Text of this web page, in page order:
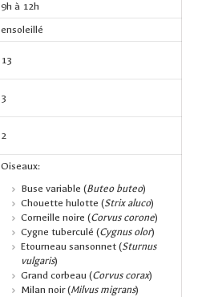
9h à 12h
ensoleillé
13
3
2
Oiseaux:
Buse variable (Buteo buteo)
Chouette hulotte (Strix aluco)
Corneille noire (Corvus corone)
Cygne tuberculé (Cygnus olor)
Etourneau sansonnet (Sturnus
vulgaris)
Grand corbeau (Corvus corax)
Milan noir (Milvus migrans)